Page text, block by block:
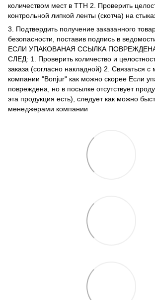
количеством мест в ТТН 2. Проверить
контрольной липкой ленты (скотча) на
3. Подтвердить получение заказанного
безопасности, поставив подпись в
ЕСЛИ УПАКОВАНАЯ ССЫЛКА
СЛЕД: 1. Проверить количество и
заказа (согласно накладной) 2. Связаться
компании "Bonjur" как можно скорее Если
повреждена, но в посылке отсутствует
эта продукция есть), следует как можно
менеджерами компании